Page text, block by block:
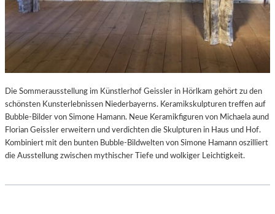
Die Sommerausstellung im Künstlerhof Geissler in Hörlkam gehört zu den
schönsten Kunsterlebnissen Niederbayerns. Keramikskulpturen treffen auf
Bubble-Bilder von Simone Hamann. Neue Keramikfiguren von Michaela aund
Florian Geissler erweitern und verdichten die Skulpturen in Haus und Hof.
Kombiniert mit den bunten Bubble-Bildwelten von Simone Hamann oszilliert
die Ausstellung zwischen mythischer Tiefe und wolkiger Leichtigkeit.